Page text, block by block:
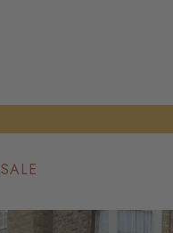
SALE